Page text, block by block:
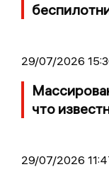
29/07/2026
что
29/07/2026